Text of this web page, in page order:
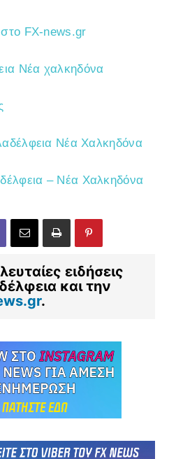
FX-news.gr
Νέα χαλκηδόνα
Νέα Χαλκηδόνα
– Νέα Χαλκηδόνα
ειδήσεις
και την
.